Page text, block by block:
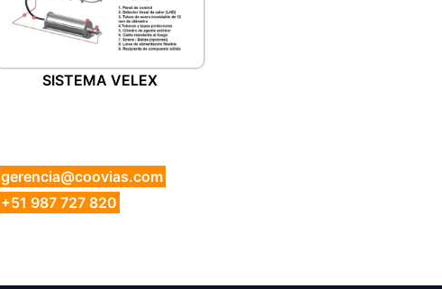
SISTEMA VELEX
gerencia@coovias.com
+51 987 727 820